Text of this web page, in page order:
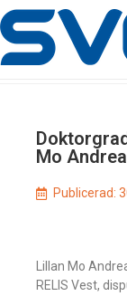
Mo
Publicerad:
Lillan Mo
RELIS Vest,